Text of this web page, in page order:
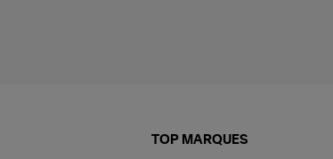
TOP MARQUES